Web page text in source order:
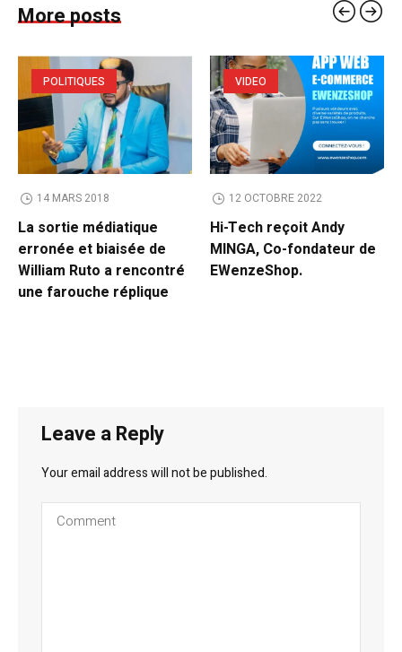
More posts
POLITIQUES
14 MARS 2018
La sortie médiatique
erronée et biaisée de
William Ruto a rencontré
une farouche réplique
VIDEO
12 OCTOBRE 2022
Hi-Tech reçoit Andy
MINGA, Co-fondateur de
EWenzeShop.
Leave a Reply
Your email address will not be published.